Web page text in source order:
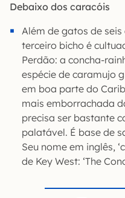
Debaixo dos caracóis
Além de gatos de
terceiro bicho é
Perdão: a concha-
espécie de caramujo
em boa parte do
mais emborrachada
precisa ser bastante
palatável. É base de
Seu nome em inglês,
de Key West: ‘The